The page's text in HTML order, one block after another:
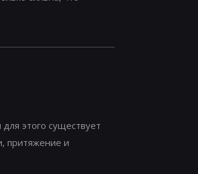
этого существует
притяжение и